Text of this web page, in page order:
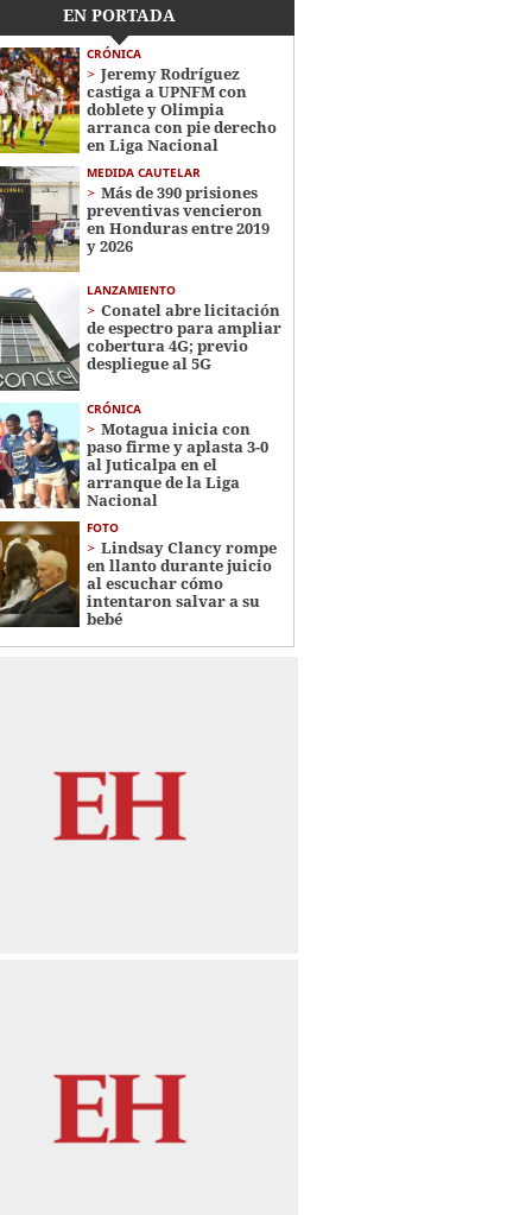
EN PORTADA
CRÓNICA
Jeremy Rodríguez
castiga a UPNFM con
doblete y Olimpia
arranca con pie derecho
en Liga Nacional
MEDIDA CAUTELAR
Más de 390 prisiones
preventivas vencieron
en Honduras entre 2019
y 2026
LANZAMIENTO
Conatel abre licitación
de espectro para ampliar
cobertura 4G; previo
despliegue al 5G
CRÓNICA
Motagua inicia con
paso firme y aplasta 3-0
al Juticalpa en el
arranque de la Liga
Nacional
FOTO
Lindsay Clancy rompe
en llanto durante juicio
al escuchar cómo
intentaron salvar a su
bebé